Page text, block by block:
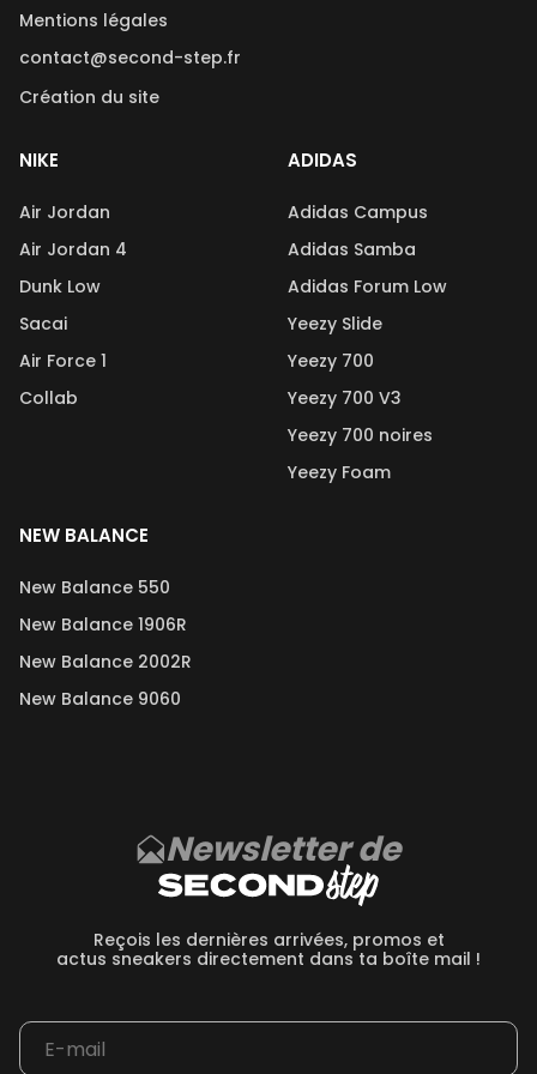
Mentions légales
contact@second-step.fr
Création du site
NIKE
Air Jordan
Air Jordan 4
Dunk Low
Sacai
Air Force 1
Collab
ADIDAS
Adidas Campus
Adidas Samba
Adidas Forum Low
Yeezy Slide
Yeezy 700
Yeezy 700 V3
Yeezy 700 noires
Yeezy Foam
NEW BALANCE
New Balance 550
New Balance 1906R
New Balance 2002R
New Balance 9060
Newsletter de
Reçois les dernières arrivées, promos et
actus sneakers directement dans ta boîte mail !